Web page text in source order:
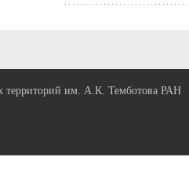
территорий им. А.К. Темботова РАН